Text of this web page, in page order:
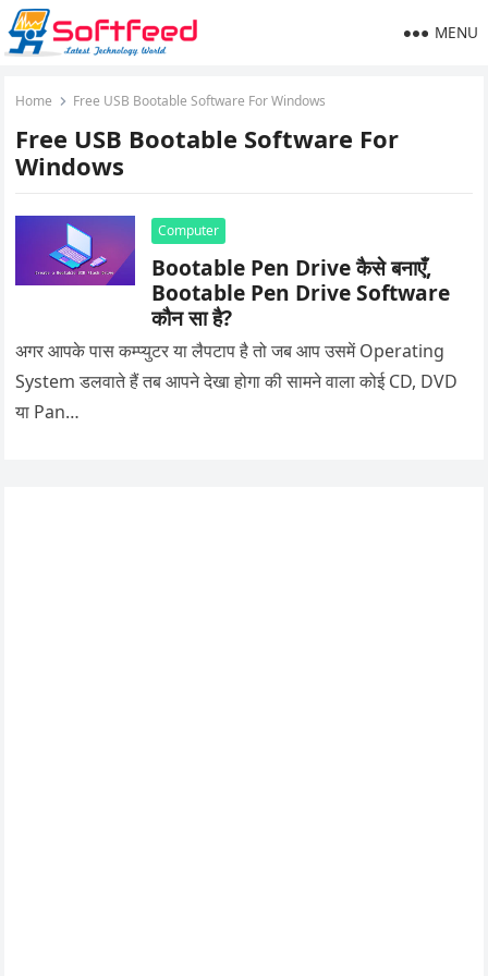
MENU
Home Free USB Bootable Software For Windows
Free USB Bootable Software For
Windows
Computer
Bootable Pen Drive कैसे बनाएँ,
Bootable Pen Drive Software
कौन सा है?
अगर आपके पास कम्प्युटर या लैपटाप है तो जब आप उसमें Operating
System डलवाते हैं तब आपने देखा होगा की सामने वाला कोई CD, DVD
या Pan…